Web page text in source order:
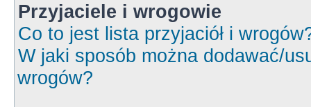
Przyjaciele i wrogowie
Co to jest lista przyjaciół i
W jaki sposób można dodawać/
wrogów?